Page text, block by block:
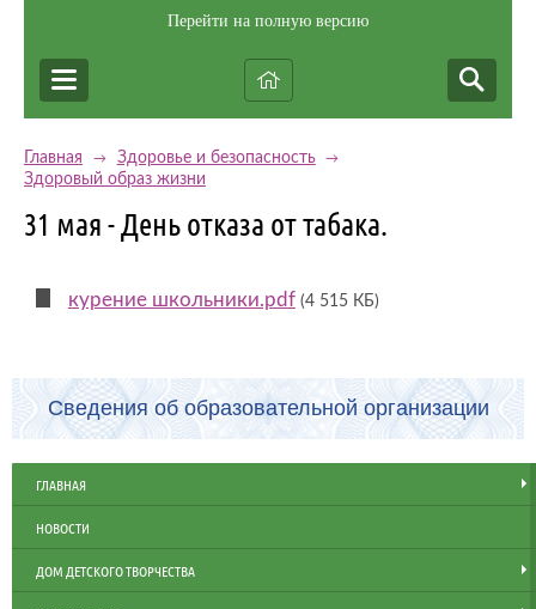
Перейти на полную версию
Главная → Здоровье и безопасность →
Здоровый образ жизни
31 мая - День отказа от табака.
курение школьники.pdf (4 515 КБ)
Сведения об образовательной организации
ГЛАВНАЯ
НОВОСТИ
ДОМ ДЕТСКОГО ТВОРЧЕСТВА